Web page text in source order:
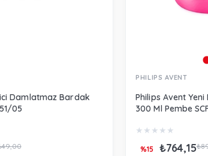
Damlatmaz Bardak
05
PHILIPS AVENT
Philips Avent
300 Ml Pembe
★ ★ ★ ★ ★
₺764,15
%15